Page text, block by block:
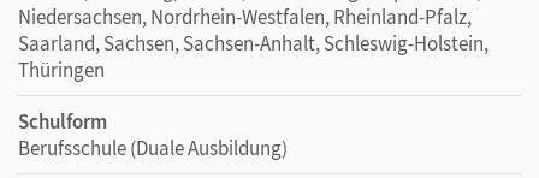
Niedersachsen, Nordrhein-Westfalen, Rheinland-Pfalz,
Saarland, Sachsen, Sachsen-Anhalt, Schleswig-Holstein,
Thüringen
Schulform
Berufsschule (Duale Ausbildung)